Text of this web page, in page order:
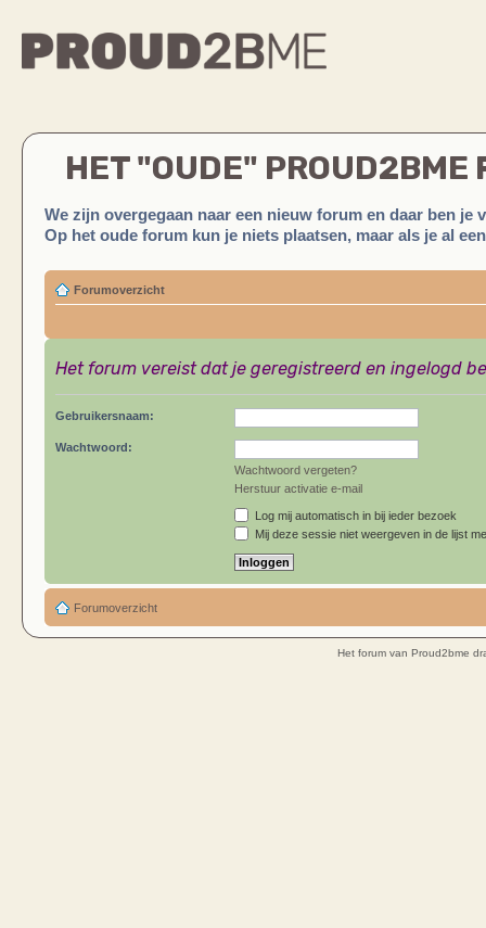
HET "OUDE" PROUD2BME
We zijn overgegaan naar een nieuw forum en daar ben je
Op het oude forum kun je niets plaatsen, maar als je al
Forumoverzicht
Het forum vereist dat je geregistreerd en ingelogd
Gebruikersnaam:
Wachtwoord:
Wachtwoord vergeten?
Herstuur activatie e-mail
Log mij automatisch in bij ieder bezoek
Mij deze sessie niet weergeven in de lijst
Forumoverzicht
Het forum van Proud2bme